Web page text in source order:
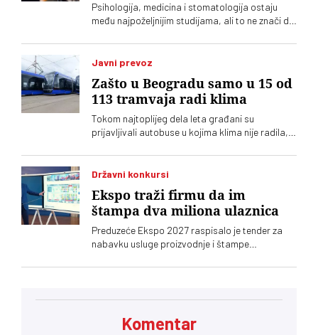
Psihologija, medicina i stomatologija ostaju
među najpoželjnijim studijama, ali to ne znači da
oglasa za posao pokazuje da su potrebe
poslodavaca često drugačije od izbora koje
Javni prevoz
Zašto u Beogradu samo u 15 od
113 tramvaja radi klima
Tokom najtoplijeg dela leta građani su
prijavljivali autobuse u kojima klima nije radila,
nakon ulaska kontrole. Ispostavilo se da ni u
mnogim tramvajima ne radi klima
Državni konkursi
Ekspo traži firmu da im
štampa dva miliona ulaznica
Preduzeće Ekspo 2027 raspisalo je tender za
nabavku usluge proizvodnje i štampe
izložbu koja će biti održana u Beogradu.
miliona karata i formulara, uz primenu posebnih
Komentar